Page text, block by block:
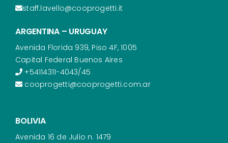
staff.lavello@cooprogetti.it
ARGENTINA – URUGUAY
Avenida Florida 939, Piso 4F, 1005
Capital Federal Buenos Aires
+54114311-4043/45
cooprogetti@cooprogetti.com.ar
BOLIVIA
Avenida 16 de Julio n. 1479